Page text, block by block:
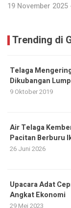
19 November 2025
Trending di
Telaga
Dikubangan
9 Oktober 2019
Air Telaga
Pacitan Berburu
26 Juni 2026
Upacara Adat
Angkat Ekonomi
29 Mei 2023